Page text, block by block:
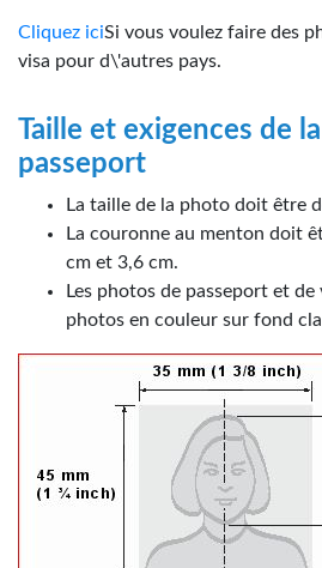
Cliquez iciSi vous voulez faire des
visa pour d\'autres pays.
Taille et exigences de
passeport
La taille de la photo doit être
La couronne au menton doit
cm et 3,6 cm.
Les photos de passeport et
photos en couleur sur fond